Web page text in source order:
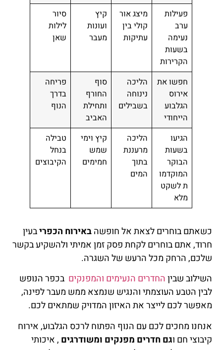
פעילות
ערב
נעימה
בשעות
הקרירות
מיצג אור
קולי בין
עתיקות
קיץ
ועונות
מעבר
סיור
לילות
שאן
חפשו את
אירוס
הגלבוע
הייחודי
הליכה
נינוחה
בשבילים
סוף
החורף
ותחילת
האביב
פריחה
בדרך
הנוף
הגיעו
בשעות
הבוקר
המוקדמו
ת לשקט
מלא
הליכה
מרעננת
בתוך
המים
קיץ וימי
שמש
חמימים
טבילה
בנחל
הקיבוצים
כשאתם בוחרים לצאת אל חופשהבאירוח הכפריבעין
חרוד, אתם בוחרים לקחת פסק זמן אמיתי ולהשקיע בקשר
שלכם, הרחק מכל הרעש של השגרה.
השילוב שביןהחדרים הנעימים והמפנקים בכפר הנופש
לבין הטבע העוצמתי והנגיש שנמצא ממש מעבר לפינה,
מאפשר לכם לייצר את האיזון המדויק שמתאים לכם.
אנחנו מחכים לכם עם הנוף הפתוח לרכס הגלבוע, אירוח
קיבוצי חם וגםחדרים מפנקים ומשודרגים , איכותי